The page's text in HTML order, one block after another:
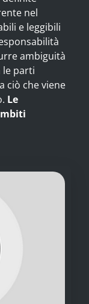
nel
e leggibili
ambiguità
le parti
ciò che viene
Le